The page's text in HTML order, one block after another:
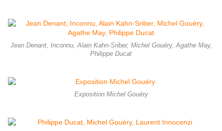
Jean Denant, Inconnu, Alain Kahn-Sriber, Michel Gouéry, Agathe May,
Philippe Ducat
Exposition Michel Gouéry